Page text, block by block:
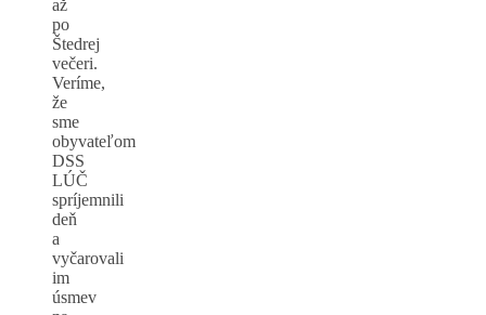
až
po
Štedrej
večeri.
Veríme,
že
sme
obyvateľom
DSS
LÚČ
spríjemnili
deň
a
vyčarovali
im
úsmev